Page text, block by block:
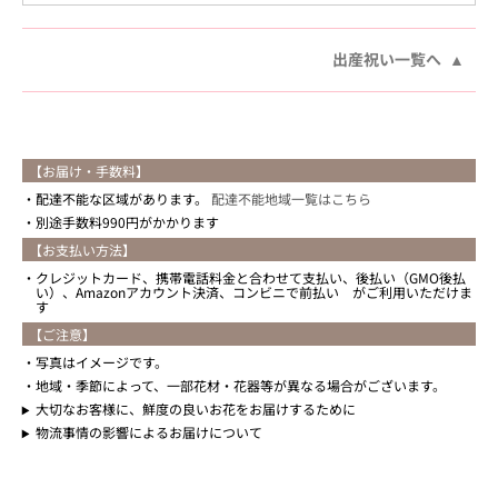
出産祝い一覧へ
【お届け・手数料】
配達不能な区域があります。 配達不能地域一覧はこちら
別途手数料990円がかかります
【お支払い方法】
クレジットカード、携帯電話料金と合わせて支払い、後払い（GMO後払
い）、Amazonアカウント決済、コンビニで前払い がご利用いただけま
す
【ご注意】
写真はイメージです。
地域・季節によって、一部花材・花器等が異なる場合がございます。
大切なお客様に、鮮度の良いお花をお届けするために
物流事情の影響によるお届けについて